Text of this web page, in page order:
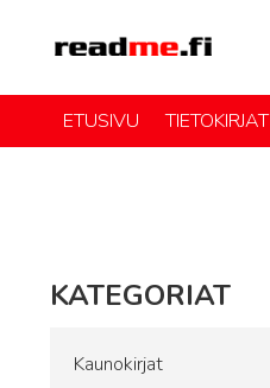
ETUSIVU TIETOKIRJAT
KATEGORIAT
Kaunokirjat